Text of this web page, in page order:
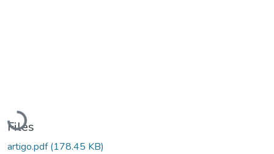
Loading...
Files
artigo.pdf(178.45 KB)